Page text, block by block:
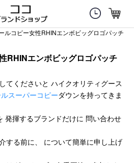
ルコピー女性RHINエンボビッグロゴパッチ
RHINエンボビッグロゴパッチ
てくださいと ハイクオリティグース
スーパーコピーダウンを持ってきま
発揮するブランドだけに 問い合わせ
する前に、 について簡単に申し上げ